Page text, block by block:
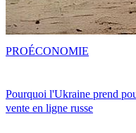
Pourquoi l'Ukraine prend
vente en ligne russe
PROÉCONOMIE